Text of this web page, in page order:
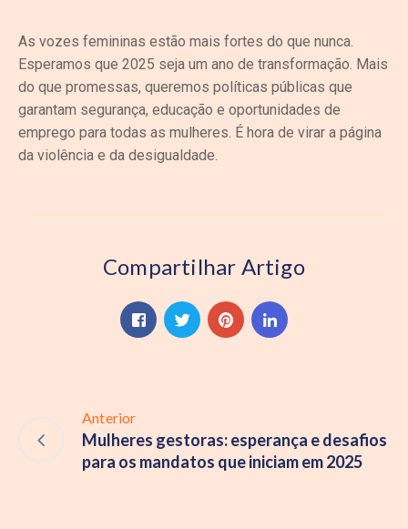
As vozes femininas estão mais fortes do que nunca.
Esperamos que 2025 seja um ano de transformação. Mais
do que promessas, queremos políticas públicas que
garantam segurança, educação e oportunidades de
emprego para todas as mulheres. É hora de virar a página
da violência e da desigualdade.
Compartilhar Artigo
Anterior
Mulheres gestoras: esperança e desafios
para os mandatos que iniciam em 2025